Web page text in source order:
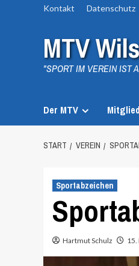
Kontakt Datenschutz
MTV
"SPORT IM VEREIN IST
Der MTV
START VEREIN
Sportabzeichen
Hartmut Schulz 15.